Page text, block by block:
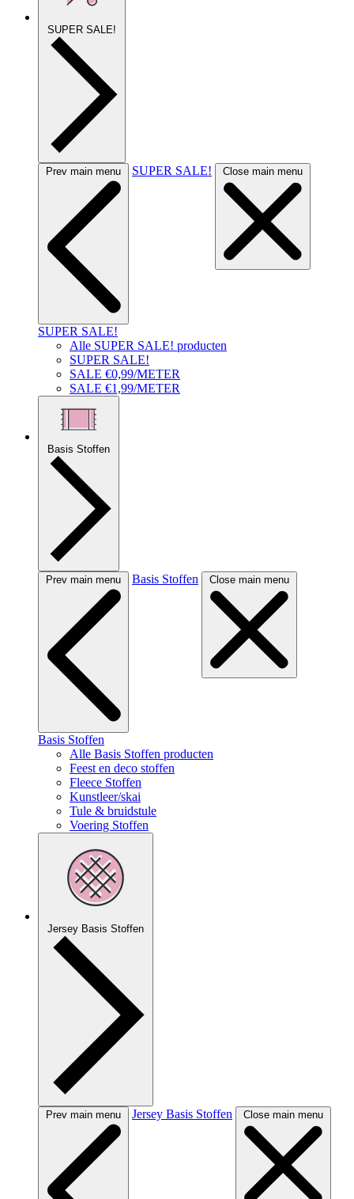
SUPER SALE!
Prev main menu SUPER SALE! Close main menu
SUPER SALE!
Alle SUPER SALE! producten
SUPER SALE!
SALE €0,99/METER
SALE €1,99/METER
Basis Stoffen
Prev main menu Basis Stoffen Close main menu
Basis Stoffen
Alle Basis Stoffen producten
Feest en deco stoffen
Fleece Stoffen
Kunstleer/skai
Tule & bruidstule
Voering Stoffen
Jersey Basis Stoffen
Prev main menu Jersey Basis Stoffen Close main menu